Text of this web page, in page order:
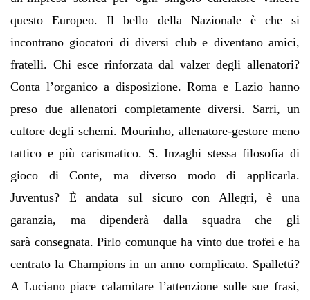
questo Europeo. Il bello della Nazionale è che si
incontrano giocatori di diversi club e diventano amici,
fratelli. Chi esce rinforzata dal valzer degli allenatori?
Conta l’organico a disposizione. Roma e Lazio hanno
preso due allenatori completamente diversi. Sarri, un
cultore degli schemi. Mourinho, allenatore-gestore meno
tattico e più carismatico. S. Inzaghi stessa filosofia di
gioco di Conte, ma diverso modo di applicarla.
Juventus? Èandata sul sicuro con Allegri,è una
garanzia, ma dipenderàdalla squadra che gli
sarà consegnata. Pirlo comunque ha vinto due trofei e ha
centrato la Champions in un anno complicato. Spalletti?
A Luciano piace calamitare l’attenzione sulle sue frasi,